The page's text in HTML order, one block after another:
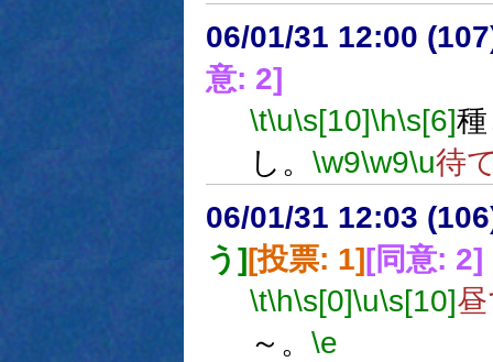
06/01/31 12:00
意: 2]
\t\u\s[10]\h\s[6]
し。 \w9\w9\u待
06/01/31 12:03
う] [投票: 1] [同意: 2]
\t\h\s[0]\u\s[10]
～。 \e